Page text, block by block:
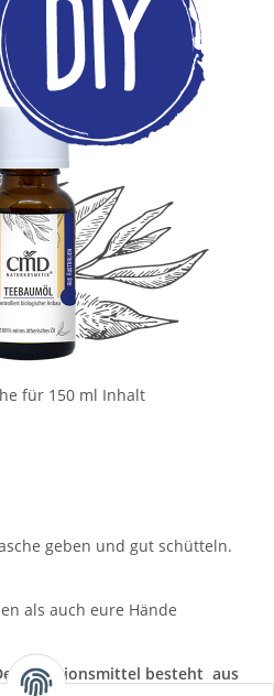
für 150 ml Inhalt
geben und gut schütteln.
als auch eure Hände
besteht aus